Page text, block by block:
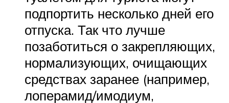
подпортить несколько дней его
отпуска. Так что лучше
позаботиться о закрепляющих,
нормализующих, очищающих
средствах заранее (например,
лоперамид/имодиум,